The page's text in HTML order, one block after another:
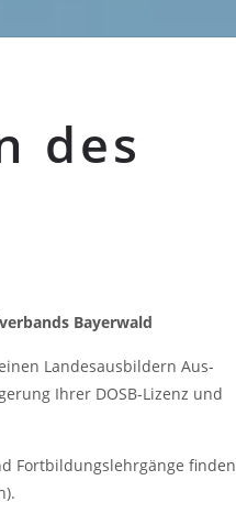
des
Bayerwald
Landesausbildern Aus-
Ihrer DOSB-Lizenz und
Fortbildungslehrgänge finden